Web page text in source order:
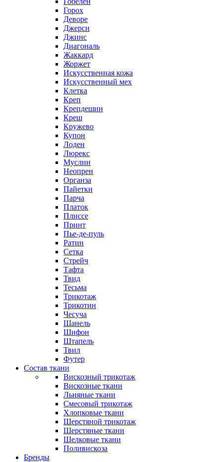
Горох
Деворе
Джерси
Джинс
Диагональ
Жаккард
Жоржет
Искусственная кожа
Искусственный мех
Клетка
Креп
Крепдешин
Креш
Кружево
Купон
Лоден
Люрекс
Муслин
Неопрен
Органза
Пайетки
Парча
Платок
Плиссе
Принт
Пье-де-пуль
Ратин
Сетка
Стрейч
Тафта
Твид
Тесьма
Трикотаж
Трикотин
Чесуча
Шанель
Шифон
Штапель
Твил
Футер
Состав ткани
Вискозный трикотаж
Вискозные ткани
Льняные ткани
Смесовый трикотаж
Хлопковые ткани
Шерстяной трикотаж
Шерстяные ткани
Шелковые ткани
Поливискоза
Бренды